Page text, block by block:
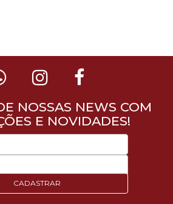
NOSSAS NEWS COM
E NOVIDADES!
CADASTRAR